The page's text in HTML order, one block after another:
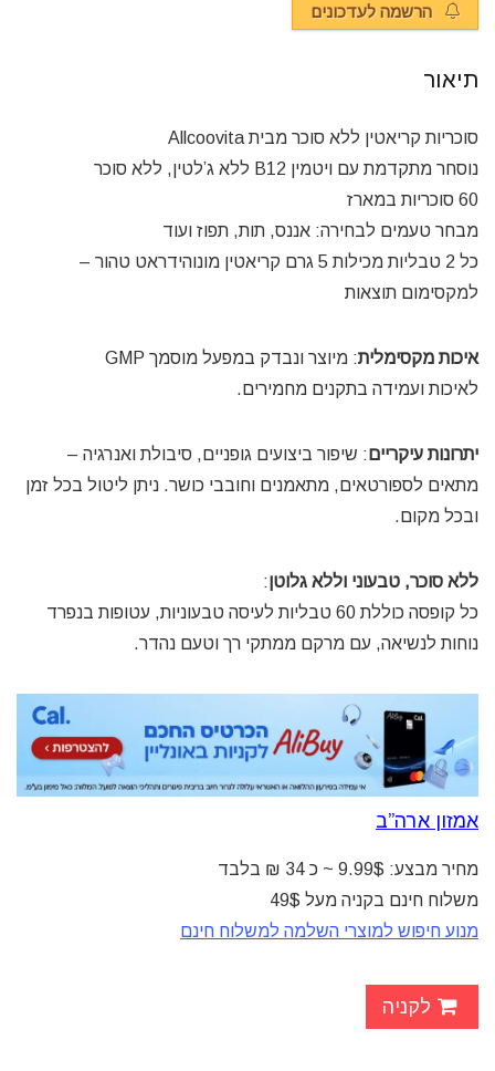
הרשמה לעדכונים
תיאור
סוכריות קריאטין ללא סוכר מבית Allcoovita
נוסחר מתקדמת עם ויטמין B12 ללא ג’לטין, ללא סוכר
60 סוכריות במארז
מבחר טעמים לבחירה: אננס, תות, תפוז ועוד
כל 2 טבליות מכילות 5 גרם קריאטין מונוהידראט טהור –
למקסימום תוצאות
איכות מקסימלית: מיוצר ונבדק במפעל מוסמך GMP
לאיכות ועמידה בתקנים מחמירים.
יתרונות עיקריים: שיפור ביצועים גופניים, סיבולת ואנרגיה –
מתאים לספורטאים, מתאמנים וחובבי כושר. ניתן ליטול בכל זמן
ובכל מקום.
ללא סוכר, טבעוני וללא גלוטן:
כל קופסה כוללת 60 טבליות לעיסה טבעוניות, עטופות בנפרד
נוחות לנשיאה, עם מרקם ממתקי רך וטעם נהדר.
אמזון ארה”ב
מחיר מבצע: 9.99$ ~ כ 34 ₪ בלבד
משלוח חינם בקניה מעל 49$
מנוע חיפוש למוצרי השלמה למשלוח חינם
לקניה